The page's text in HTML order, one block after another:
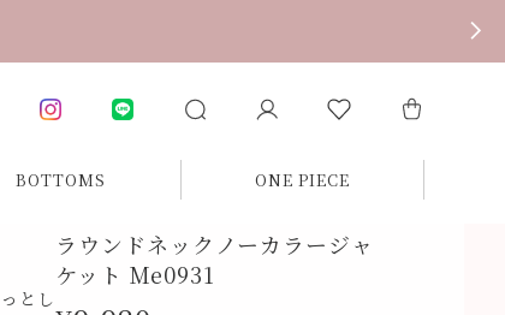
BOTTOMS ONE PIECE
とし
ラウンドネックノーカラージャ
ケット Me0931